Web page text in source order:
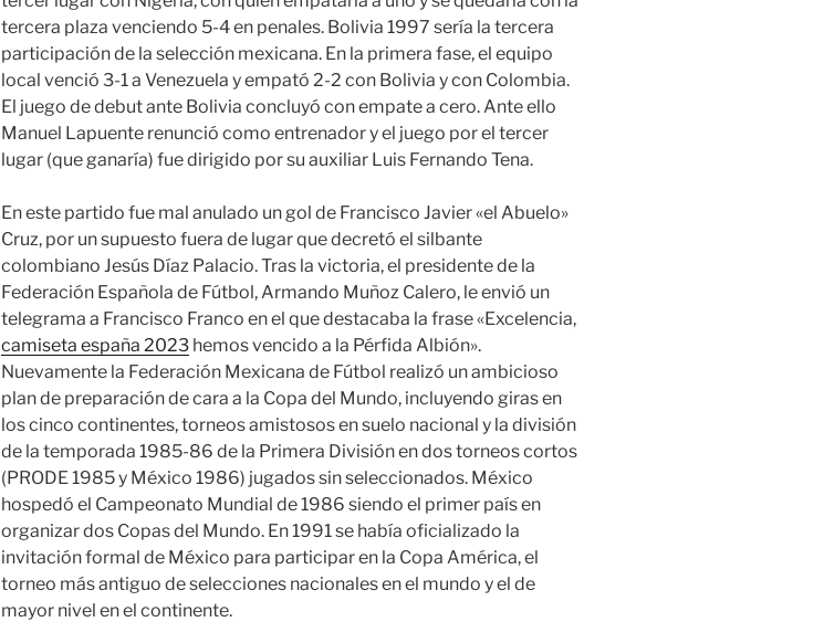
tercera plaza venciendo 5-4 en penales. Bolivia 1997 sería la tercera
participación de la selección mexicana. En la primera fase, el equipo
local venció 3-1 a Venezuela y empató 2-2 con Bolivia y con Colombia.
El juego de debut ante Bolivia concluyó con empate a cero. Ante ello
Manuel Lapuente renunció como entrenador y el juego por el tercer
lugar (que ganaría) fue dirigido por su auxiliar Luis Fernando Tena.
En este partido fue mal anulado un gol de Francisco Javier «el Abuelo»
Cruz, por un supuesto fuera de lugar que decretó el silbante
colombiano Jesús Díaz Palacio. Tras la victoria, el presidente de la
Federación Española de Fútbol, Armando Muñoz Calero, le envió un
telegrama a Francisco Franco en el que destacaba la frase «Excelencia,
camiseta españa 2023hemos vencido a la Pérfida Albión».
Nuevamente la Federación Mexicana de Fútbol realizó un ambicioso
plan de preparación de cara a la Copa del Mundo, incluyendo giras en
los cinco continentes, torneos amistosos en suelo nacional y la división
de la temporada 1985-86 de la Primera División en dos torneos cortos
(PRODE 1985 y México 1986) jugados sin seleccionados. México
hospedó el Campeonato Mundial de 1986 siendo el primer país en
organizar dos Copas del Mundo. En 1991 se había oficializado la
invitación formal de México para participar en la Copa América, el
torneo más antiguo de selecciones nacionales en el mundo y el de
mayor nivel en el continente.